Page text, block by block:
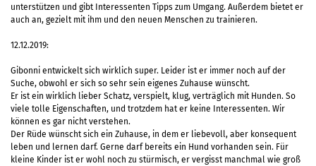
unterstützen und gibt Interessenten Tipps zum Umgang. Außerdem bietet er
auch an, gezielt mit ihm und den neuen Menschen zu trainieren.
12.12.2019:
Gibonni entwickelt sich wirklich super. Leider ist er immer noch auf der
Suche, obwohl er sich so sehr sein eigenes Zuhause wünscht.
Er ist ein wirklich lieber Schatz, verspielt, klug, verträglich mit Hunden. So
viele tolle Eigenschaften, und trotzdem hat er keine Interessenten. Wir
können es gar nicht verstehen.
Der Rüde wünscht sich ein Zuhause, in dem er liebevoll, aber konsequent
leben und lernen darf. Gerne darf bereits ein Hund vorhanden sein. Für
kleine Kinder ist er wohl noch zu stürmisch, er vergisst manchmal wie groß